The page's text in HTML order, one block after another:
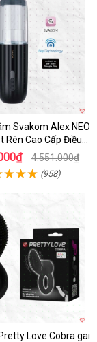
Svakom Alex NEO
Rên Cao Cấp Điều
App
4.551.000₫
(958)
Love Cobra gai